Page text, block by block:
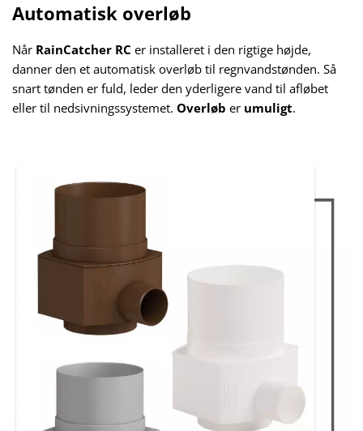
Automatisk overløb
Når RainCatcher RC er installeret i den rigtige højde,
danner den et automatisk overløb til regnvandstønden. Så
snart tønden er fuld, leder den yderligere vand til afløbet
eller til nedsivningssystemet. Overløb er umuligt.